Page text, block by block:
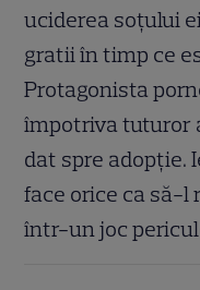
uciderea soțului
gratii în timp ce
Protagonista
împotriva tuturor
dat spre adopție.
face orice ca să-l
într-un joc